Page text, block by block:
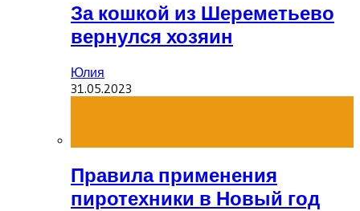
За кошкой из Шереметьево
вернулся хозяин
Юлия
31.05.2023
Правила применения
пиротехники в Новый год